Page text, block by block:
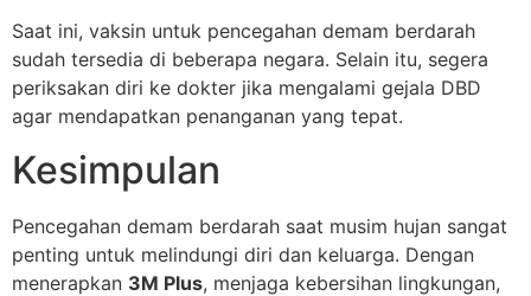
Saat ini, vaksin untuk pencegahan demam berdarah
sudah tersedia di beberapa negara. Selain itu, segera
periksakan diri ke dokter jika mengalami gejala DBD
agar mendapatkan penanganan yang tepat.
Kesimpulan
Pencegahan demam berdarah saat musim hujan sangat
penting untuk melindungi diri dan keluarga. Dengan
menerapkan 3M Plus, menjaga kebersihan lingkungan,